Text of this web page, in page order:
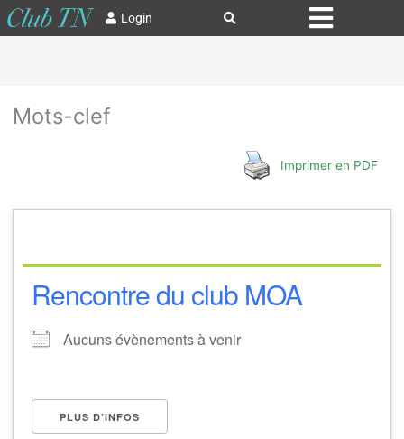
Login
Mots-clef
Imprimer en PDF
Rencontre du club MOA
Aucuns évènements à venir
PLUS D’INFOS